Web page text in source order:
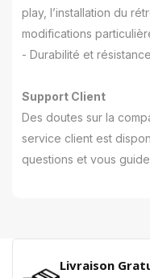
play, l’installation du
modifications
- Durabilité et
Support Client
Des doutes sur la
service client est
questions et vous
Livraison